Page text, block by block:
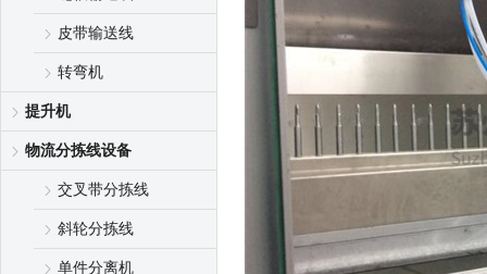
皮带输送线
转弯机
提升机
物流分拣线设备
交叉带分拣线
斜轮分拣线
单件分离机